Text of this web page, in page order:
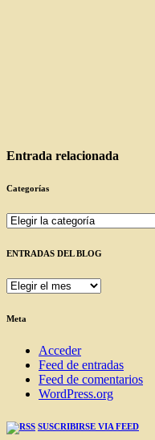
Entrada relacionada
Categorías
Categorías
ENTRADAS DEL BLOG
ENTRADAS
BLOG
Meta
Acceder
Feed de entradas
Feed de comentarios
WordPress.org
SUSCRIBIRSE VIA FEED